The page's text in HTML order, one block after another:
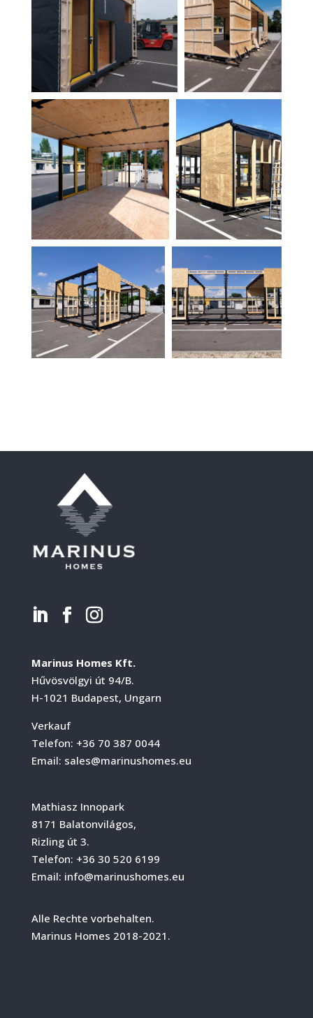
Marinus Homes Kft.
Hűvösvölgyi út 94/B.
H-1021 Budapest, Ungarn
Verkauf
Telefon: +36 70 387 0044
Email: sales@marinushomes.eu
Mathiasz Innopark
8171 Balatonvilágos,
Rizling út 3.
Telefon: +36 30 520 6199
Email: info@marinushomes.eu
Alle Rechte vorbehalten.
Marinus Homes 2018-2021.